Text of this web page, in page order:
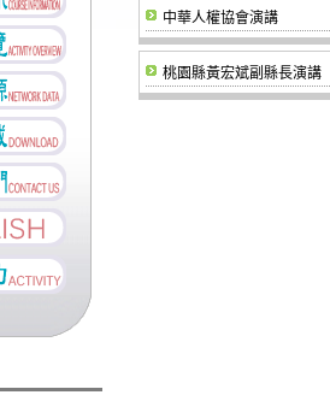
中華人權協會演講
桃園縣黃宏斌副縣長演講